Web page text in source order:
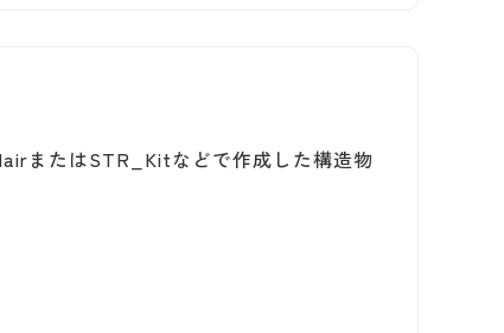
またはSTR_Kitなどで作成した構造物